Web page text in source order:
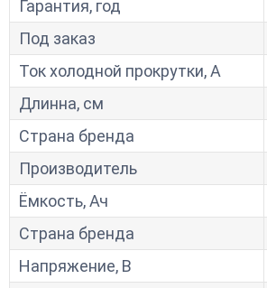
Гарантия, год
Под заказ
Ток холодной прокрутки, A
Длинна, см
Страна бренда
Производитель
Ёмкость, Ач
Страна бренда
Напряжение, В